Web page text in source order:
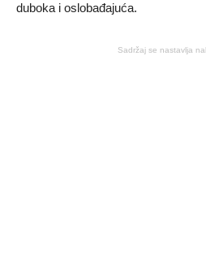
duboka i oslobađajuća.
Sadržaj se nastavlja